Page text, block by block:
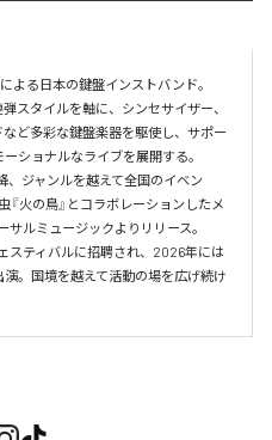
よる日本の鍵盤インストバンド。
スタイルを軸に、シンセサイザー、
ど多彩な鍵盤楽器を駆使し、サポー
ショナルなライブを展開する。
、ジャンルを越えて全国のイベン
火の鳥』とコラボレーションしたメ
サルミュージックよりリリース。
スティバルに招聘され、2026年には
。国境を越えて活動の場を広げ続け